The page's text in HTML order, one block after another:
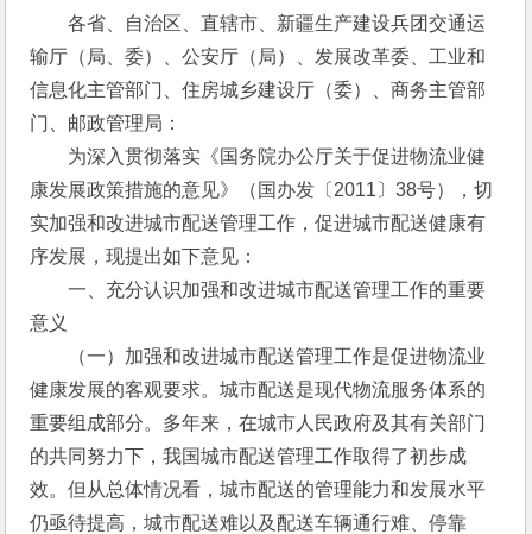
各省、自治区、直辖市、新疆生产建设兵团交通运
输厅（局、委）、公安厅（局）、发展改革委、工业和
信息化主管部门、住房城乡建设厅（委）、商务主管部
门、邮政管理局：
为深入贯彻落实《国务院办公厅关于促进物流业健
康发展政策措施的意见》（国办发〔2011〕38号），切
实加强和改进城市配送管理工作，促进城市配送健康有
序发展，现提出如下意见：
一、充分认识加强和改进城市配送管理工作的重要
意义
（一）加强和改进城市配送管理工作是促进物流业
健康发展的客观要求。城市配送是现代物流服务体系的
重要组成部分。多年来，在城市人民政府及其有关部门
的共同努力下，我国城市配送管理工作取得了初步成
效。但从总体情况看，城市配送的管理能力和发展水平
仍亟待提高，城市配送难以及配送车辆通行难、停靠